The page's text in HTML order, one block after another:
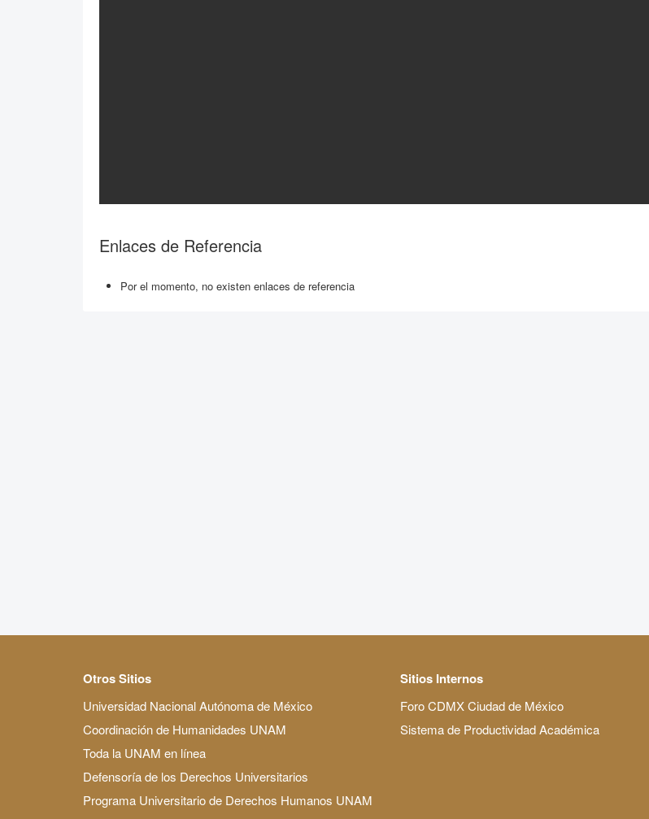
Enlaces de Referencia
Por el momento, no existen enlaces de referencia
Otros Sitios
Universidad Nacional Autónoma de México
Coordinación de Humanidades UNAM
Toda la UNAM en línea
Defensoría de los Derechos Universitarios
Programa Universitario de Derechos Humanos UNAM
Sitios Internos
Foro CDMX Ciudad de México
Sistema de Productividad Académica